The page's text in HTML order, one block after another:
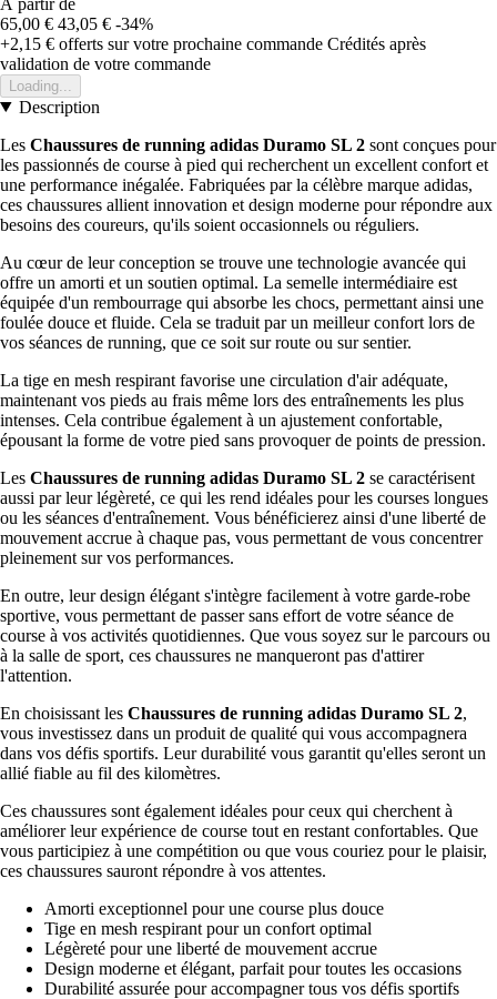
65,00 € 43,05 € -34%
+2,15 € offerts sur votre prochaine commande Crédités après
validation de votre commande
Loading...
Description
Les Chaussures de running adidas Duramo SL 2 sont conçues pour
les passionnés de course à pied qui recherchent un excellent confort et
une performance inégalée. Fabriquées par la célèbre marque adidas,
ces chaussures allient innovation et design moderne pour répondre aux
besoins des coureurs, qu'ils soient occasionnels ou réguliers.
Au cœur de leur conception se trouve une technologie avancée qui
offre un amorti et un soutien optimal. La semelle intermédiaire est
équipée d'un rembourrage qui absorbe les chocs, permettant ainsi une
foulée douce et fluide. Cela se traduit par un meilleur confort lors de
vos séances de running, que ce soit sur route ou sur sentier.
La tige en mesh respirant favorise une circulation d'air adéquate,
maintenant vos pieds au frais même lors des entraînements les plus
intenses. Cela contribue également à un ajustement confortable,
épousant la forme de votre pied sans provoquer de points de pression.
Les Chaussures de running adidas Duramo SL 2 se caractérisent
aussi par leur légèreté, ce qui les rend idéales pour les courses longues
ou les séances d'entraînement. Vous bénéficierez ainsi d'une liberté de
mouvement accrue à chaque pas, vous permettant de vous concentrer
pleinement sur vos performances.
En outre, leur design élégant s'intègre facilement à votre garde-robe
sportive, vous permettant de passer sans effort de votre séance de
course à vos activités quotidiennes. Que vous soyez sur le parcours ou
à la salle de sport, ces chaussures ne manqueront pas d'attirer
l'attention.
En choisissant les Chaussures de running adidas Duramo SL 2,
vous investissez dans un produit de qualité qui vous accompagnera
dans vos défis sportifs. Leur durabilité vous garantit qu'elles seront un
allié fiable au fil des kilomètres.
Ces chaussures sont également idéales pour ceux qui cherchent à
améliorer leur expérience de course tout en restant confortables. Que
vous participiez à une compétition ou que vous couriez pour le plaisir,
ces chaussures sauront répondre à vos attentes.
Amorti exceptionnel pour une course plus douce
Tige en mesh respirant pour un confort optimal
Légèreté pour une liberté de mouvement accrue
Design moderne et élégant, parfait pour toutes les occasions
Durabilité assurée pour accompagner tous vos défis sportifs